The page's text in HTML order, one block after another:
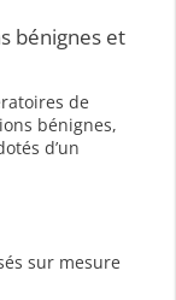
bénignes et
de
bénignes,
d’un
sur mesure